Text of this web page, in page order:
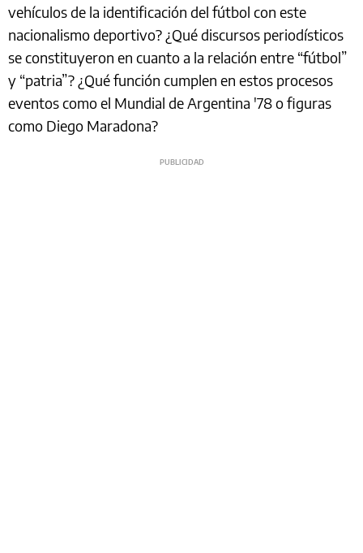
vehículos de la identificación del fútbol con este
nacionalismo deportivo? ¿Qué discursos periodísticos
se constituyeron en cuanto a la relación entre “fútbol”
y “patria”? ¿Qué función cumplen en estos procesos
eventos como el Mundial de Argentina '78 o figuras
como Diego Maradona?